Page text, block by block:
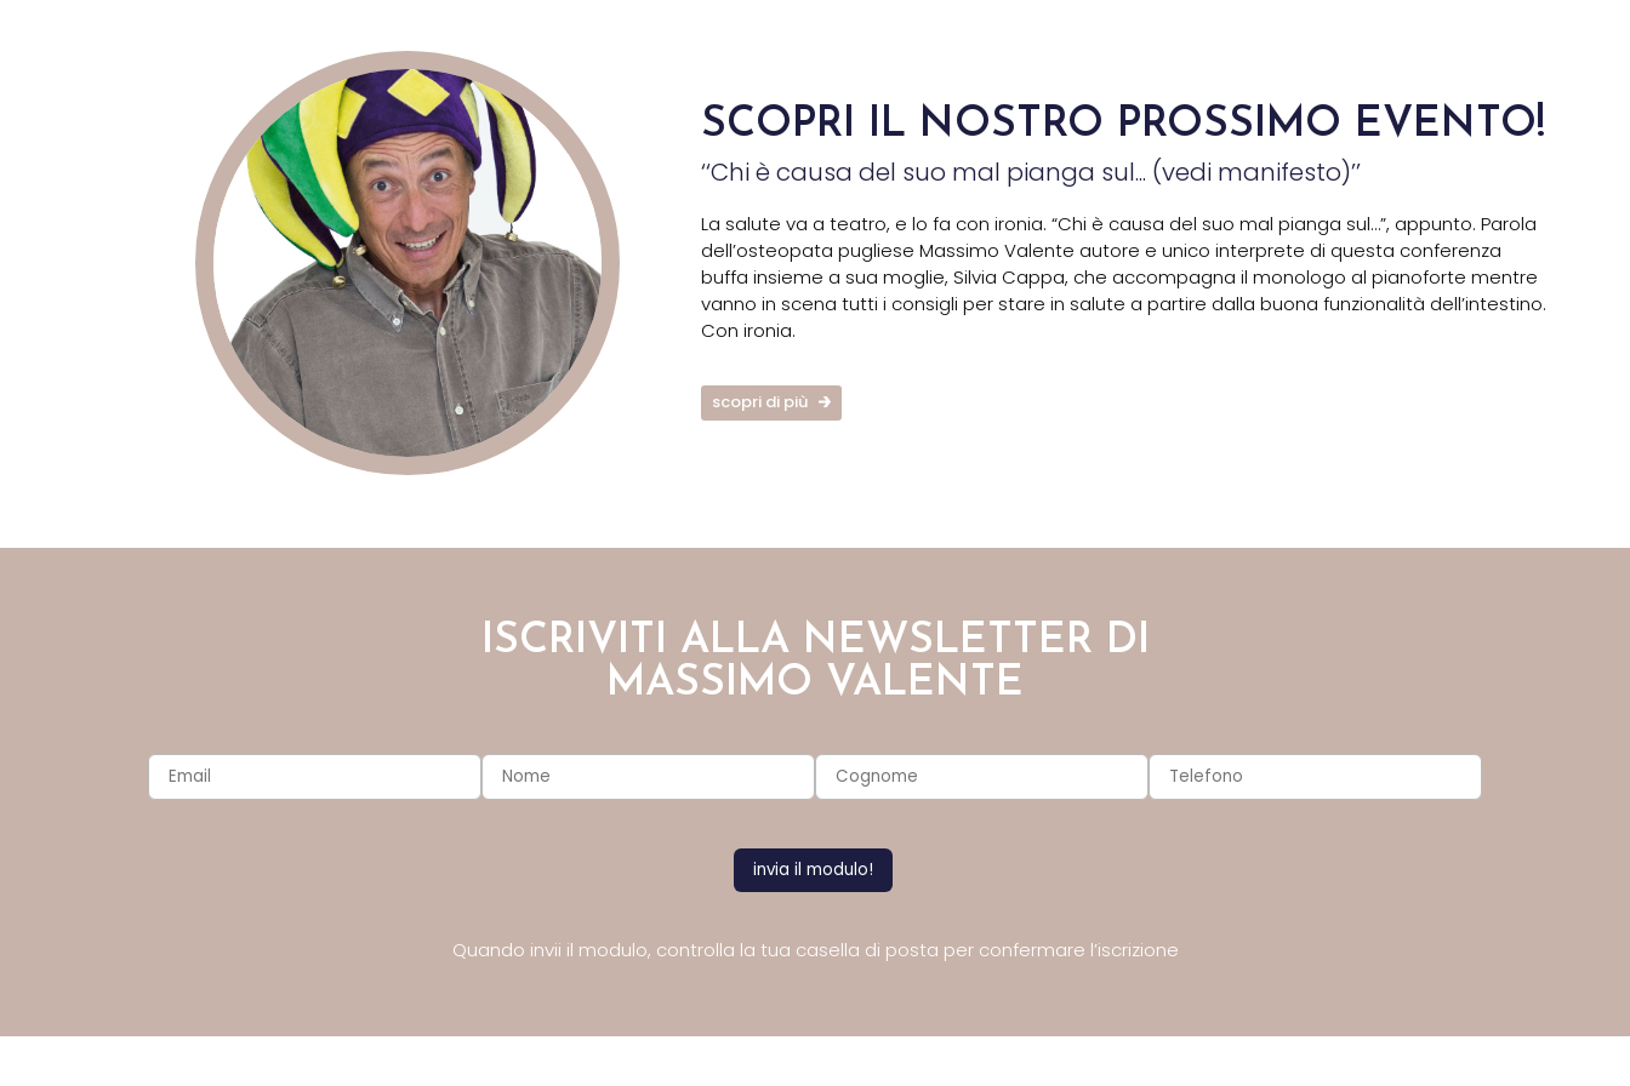
SCOPRI IL NOSTRO PROSSIMO EVENTO!
‘‘Chi è causa del suo mal pianga sul... (vedi manifesto)’’
La salute va a teatro, e lo fa con ironia. “Chi è causa del suo mal pianga sul…”, appunto. Parola
dell’osteopata pugliese Massimo Valente autore e unico interprete di questa conferenza
buffa insieme a sua moglie, Silvia Cappa, che accompagna il monologo al pianoforte mentre
vanno in scena tutti i consigli per stare in salute a partire dalla buona funzionalità dell’intestino.
Con ironia.
scopri di più
ISCRIVITI ALLA NEWSLETTER DI
MASSIMO VALENTE
Quando invii il modulo, controlla la tua casella di posta per confermare l’iscrizione